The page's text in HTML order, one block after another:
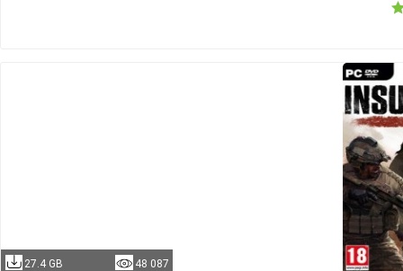
27.4 GB 48 087